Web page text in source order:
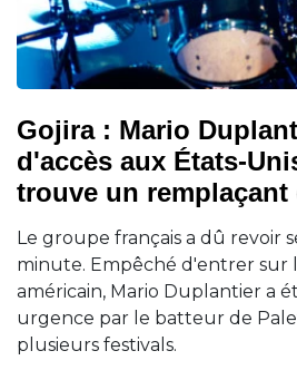
Gojira : Mario
d'accès aux États-
trouve un remplaçant
Le groupe français a dû revoir
minute. Empêché d'entrer sur
américain, Mario Duplantier a
urgence par le batteur de
plusieurs festivals.